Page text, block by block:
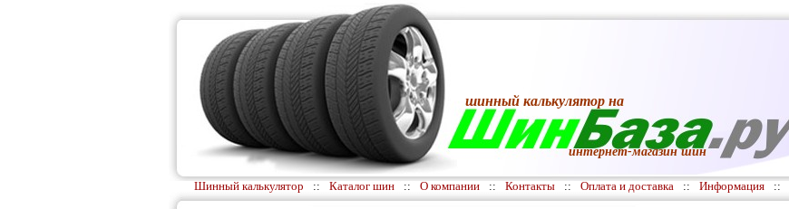
шинный калькуляторна
интернет-магазин шин
Шинный калькулятор :: Каталог шин :: О компании :: Контакты :: Оплата и доставка :: Информация ::